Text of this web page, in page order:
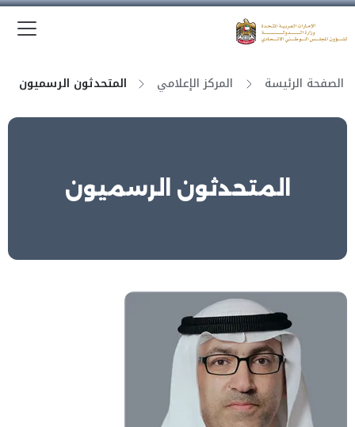
الصفحة الرئيسة المركز الإعلامي المتحدثون الرسميون
المتحدثون الرسميون